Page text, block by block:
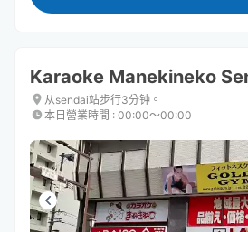
Karaoke Manekineko
从sendai站步行3分钟。
本日營業時間 : 00:00〜00:00